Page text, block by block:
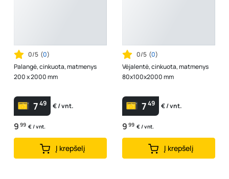
0/5 (0)
Palangė, cinkuota, matmenys
200 x 2000 mm
749 € / vnt.
9 99 € / vnt.
Į krepšelį
0/5 (0)
Vėjalentė, cinkuota, matmenys
80x100x2000 mm
749 € / vnt.
9 99 € / vnt.
Į krepšelį